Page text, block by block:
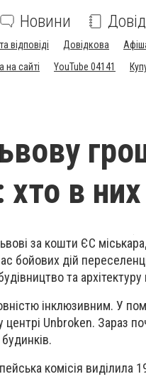
Новини
відповіді Довідкова
на сайті YouTube 04141
хто в
за кошти ЄС
бойових дій
та
інклюзивним. У
центрі Unbroken. Зараз
комісія виділила